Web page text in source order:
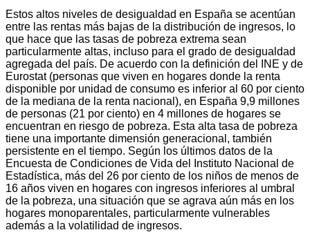
Estos altos niveles de desigualdad en España se acentúan
entre las rentas más bajas de la distribución de ingresos, lo
que hace que las tasas de pobreza extrema sean
particularmente altas, incluso para el grado de desigualdad
agregada del país. De acuerdo con la definición del INE y de
Eurostat (personas que viven en hogares donde la renta
disponible por unidad de consumo es inferior al 60 por ciento
de la mediana de la renta nacional), en España 9,9 millones
de personas (21 por ciento) en 4 millones de hogares se
encuentran en riesgo de pobreza. Esta alta tasa de pobreza
tiene una importante dimensión generacional, también
persistente en el tiempo. Según los últimos datos de la
Encuesta de Condiciones de Vida del Instituto Nacional de
Estadística, más del 26 por ciento de los niños de menos de
16 años viven en hogares con ingresos inferiores al umbral
de la pobreza, una situación que se agrava aún más en los
hogares monoparentales, particularmente vulnerables
además a la volatilidad de ingresos.